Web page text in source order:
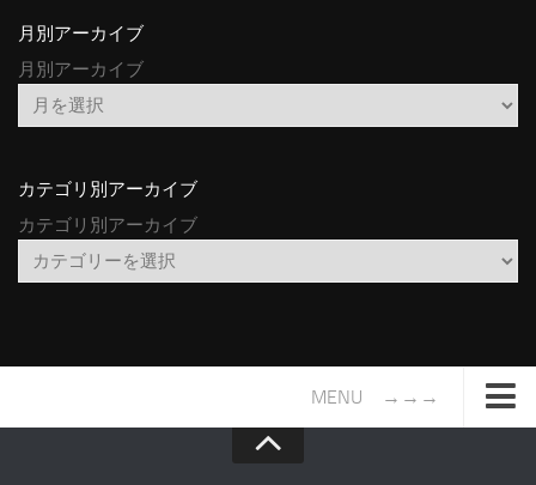
月別アーカイブ
月別アーカイブ
カテゴリ別アーカイブ
カテゴリ別アーカイブ
MENU →→→